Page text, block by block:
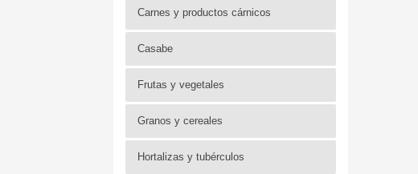
Carnes y productos cárnicos
Casabe
Frutas y vegetales
Granos y cereales
Hortalizas y tubérculos